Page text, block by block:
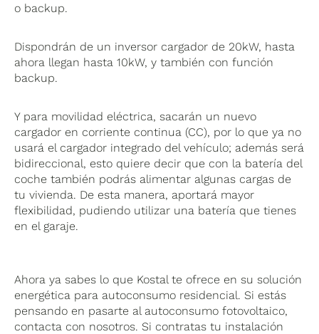
o backup.
Dispondrán de un inversor cargador de 20kW, hasta
ahora llegan hasta 10kW, y también con función
backup.
Y para movilidad eléctrica, sacarán un nuevo
cargador en corriente continua (CC), por lo que ya no
usará el cargador integrado del vehículo; además será
bidireccional, esto quiere decir que con la batería del
coche también podrás alimentar algunas cargas de
tu vivienda. De esta manera, aportará mayor
flexibilidad, pudiendo utilizar una batería que tienes
en el garaje.
Ahora ya sabes lo que Kostal te ofrece en su solución
energética para autoconsumo residencial. Si estás
pensando en pasarte al autoconsumo fotovoltaico,
contacta con nosotros. Si contratas tu instalación